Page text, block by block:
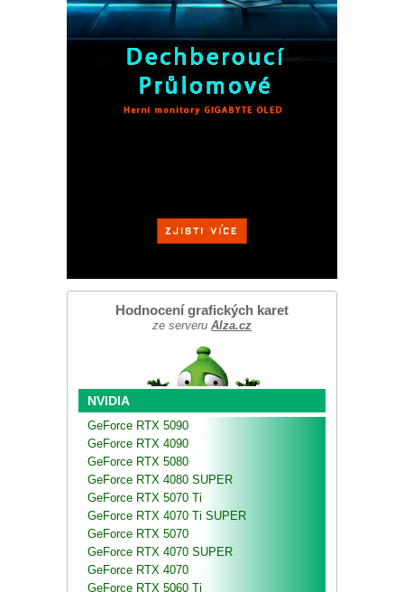
Hodnocení grafických karet
ze serveru Alza.cz
NVIDIA
GeForce RTX 5090
GeForce RTX 4090
GeForce RTX 5080
GeForce RTX 4080 SUPER
GeForce RTX 5070 Ti
GeForce RTX 4070 Ti SUPER
GeForce RTX 5070
GeForce RTX 4070 SUPER
GeForce RTX 4070
GeForce RTX 5060 Ti